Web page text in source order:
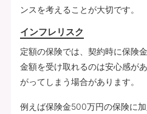
ンスを考えることが大切です。
インフレリスク
定額の保険では、契約時に保険
金額を受け取れるのは安心感が
がってしまう場合があります。
例えば保険金500万円の保険に